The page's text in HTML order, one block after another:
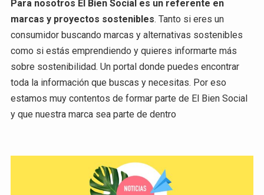
Para nosotros El Bien Social es un referente en
marcas y proyectos sostenibles. Tanto si eres un
consumidor buscando marcas y alternativas sostenibles
como si estás emprendiendo y quieres informarte más
sobre sostenibilidad. Un portal donde puedes encontrar
toda la información que buscas y necesitas. Por eso
estamos muy contentos de formar parte de El Bien Social
y que nuestra marca sea parte de dentro